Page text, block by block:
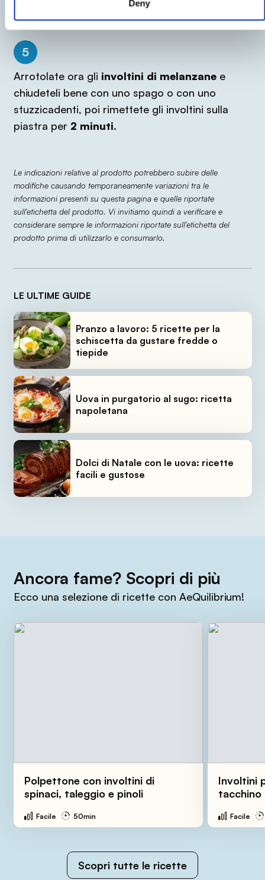
Deny
5
Arrotolate ora gli involtini di melanzanee
chiudeteli bene con uno spago o con uno
stuzzicadenti, poi rimettete gli involtini sulla
piastra per 2 minuti.
Le indicazioni relative al prodotto potrebbero subire delle
modifiche causando temporaneamente variazioni tra le
informazioni presenti su questa pagina e quelle riportate
sull'etichetta del prodotto. Vi invitiamo quindi a verificare e
considerare sempre le informazioni riportate sull'etichetta del
prodotto prima di utilizzarlo e consumarlo.
LE ULTIME GUIDE
Pranzo a lavoro: 5 ricette per la
schiscetta da gustare fredde o
tiepide
Uova in purgatorio al sugo: ricetta
napoletana
Dolci di Natale con le uova: ricette
facili e gustose
Ancora fame? Scopri di più
Ecco una selezione di ricette con AeQuilibrium!
Polpettone con involtini di
spinaci, taleggio e pinoli
Facile 50min
Involtini
tacchino
Facile
Scopri tutte le ricette